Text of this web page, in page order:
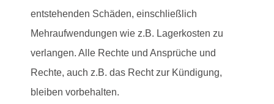
entstehenden Schäden, einschließlich
Mehraufwendungen wie z.B. Lagerkosten zu
verlangen. Alle Rechte und Ansprüche und
Rechte, auch z.B. das Recht zur Kündigung,
bleiben vorbehalten.